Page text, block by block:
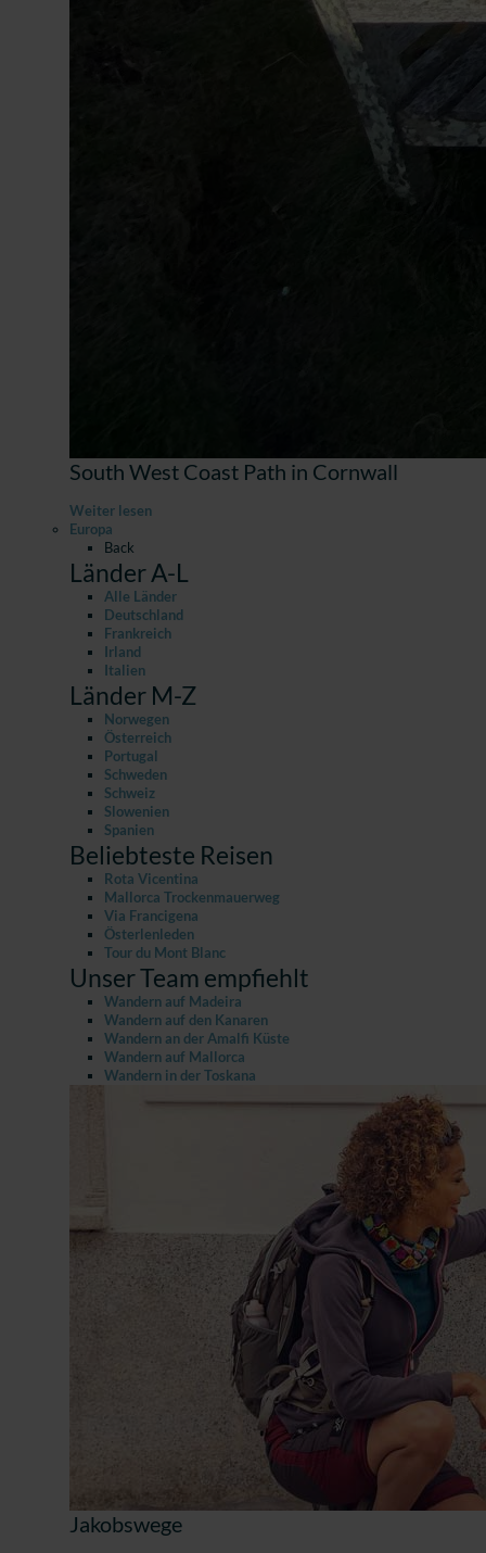
South West Coast Path in Cornwall
Weiter lesen
Europa
Back
Länder A-L
Alle Länder
Deutschland
Frankreich
Irland
Italien
Länder M-Z
Norwegen
Österreich
Portugal
Schweden
Schweiz
Slowenien
Spanien
Beliebteste Reisen
Rota Vicentina
Mallorca Trockenmauerweg
Via Francigena
Österlenleden
Tour du Mont Blanc
Unser Team empfiehlt
Wandern auf Madeira
Wandern auf den Kanaren
Wandern an der Amalfi Küste
Wandern auf Mallorca
Wandern in der Toskana
Jakobswege